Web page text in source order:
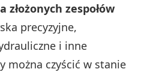
złożonych zespołów
precyzyjne,
i inne
można czyścić w stanie